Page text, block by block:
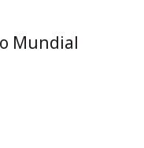
Mundial